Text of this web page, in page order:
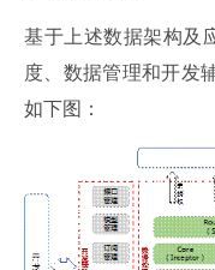
基于上述数据架构及
度、数据管理和开发
如下图：